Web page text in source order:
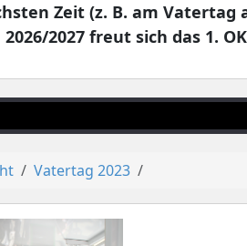
Zeit (z. B. am
2026/2027 freut sich das 1.
Vatertag 2023